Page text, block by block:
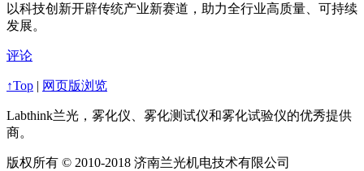
以科技创新开辟传统产业新赛道，助力全行业高质量、可持续
发展。
评论
↑Top | 网页版浏览
Labthink兰光，雾化仪、雾化测试仪和雾化试验仪的优秀提供
商。
版权所有 © 2010-2018 济南兰光机电技术有限公司